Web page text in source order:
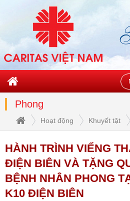
Phong
Hoạt động Khuyết tật
HÀNH TRÌNH VIẾNG
ĐIỆN BIÊN VÀ TẶNG
BỆNH NHÂN PHONG
K10 ĐIỆN BIÊN